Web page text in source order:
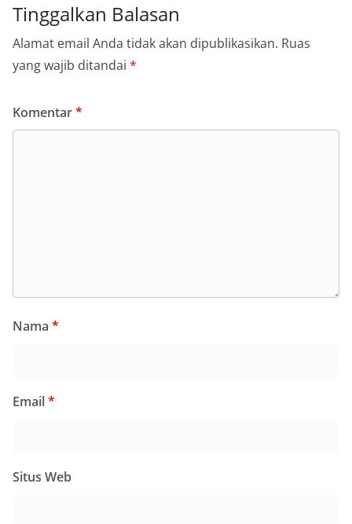
Tinggalkan Balasan
Alamat email Anda tidak akan dipublikasikan. Ruas
yang wajib ditandai *
Komentar*
Nama *
Email*
Situs Web